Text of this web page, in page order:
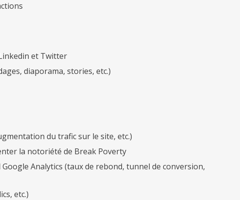
et Twitter
diaporama, stories, etc.)
du trafic sur le site, etc.)
la notoriété de Break Poverty
Analytics (taux de rebond, tunnel de conversion,
etc.)